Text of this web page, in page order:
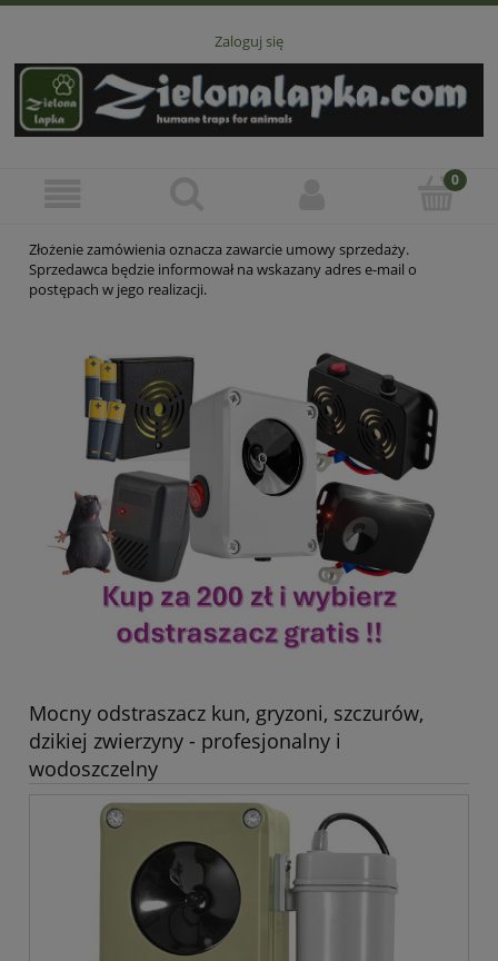
Zaloguj się
Złożenie zamówienia oznacza zawarcie umowy sprzedaży.
Sprzedawca będzie informował na wskazany adres e-mail o
postępach w jego realizacji.
Mocny odstraszacz kun, gryzoni, szczurów,
dzikiej zwierzyny - profesjonalny i
wodoszczelny